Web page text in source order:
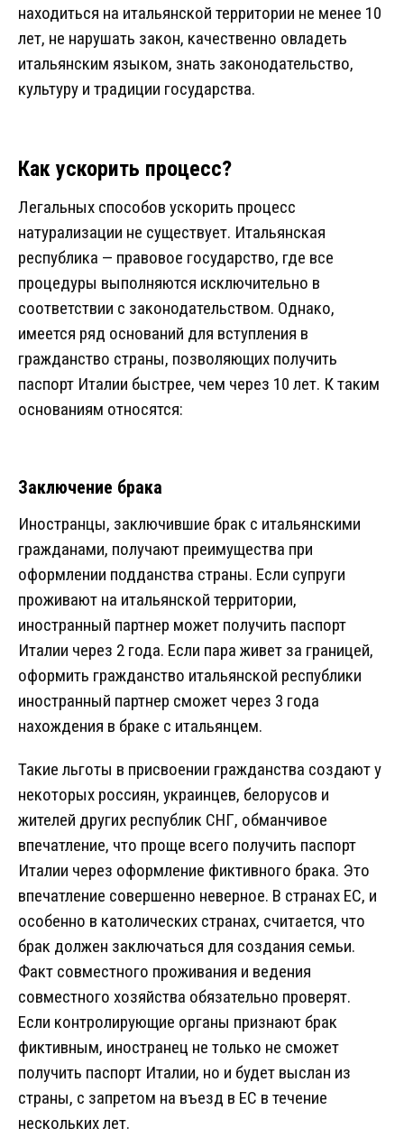
находиться на итальянской территории не менее 10
лет, не нарушать закон, качественно овладеть
итальянским языком, знать законодательство,
культуру и традиции государства.
Как ускорить процесс?
Легальных способов ускорить процесс
натурализации не существует. Итальянская
республика — правовое государство, где все
процедуры выполняются исключительно в
соответствии с законодательством. Однако,
имеется ряд оснований для вступления в
гражданство страны, позволяющих получить
паспорт Италии быстрее, чем через 10 лет. К таким
основаниям относятся:
Заключение брака
Иностранцы, заключившие брак с итальянскими
гражданами, получают преимущества при
оформлении подданства страны. Если супруги
проживают на итальянской территории,
иностранный партнер может получить паспорт
Италии через 2 года. Если пара живет за границей,
оформить гражданство итальянской республики
иностранный партнер сможет через 3 года
нахождения в браке с итальянцем.
Такие льготы в присвоении гражданства создают у
некоторых россиян, украинцев, белорусов и
жителей других республик СНГ, обманчивое
впечатление, что проще всего получить паспорт
Италии через оформление фиктивного брака. Это
впечатление совершенно неверное. В странах ЕС, и
особенно в католических странах, считается, что
брак должен заключаться для создания семьи.
Факт совместного проживания и ведения
совместного хозяйства обязательно проверят.
Если контролирующие органы признают брак
фиктивным, иностранец не только не сможет
получить паспорт Италии, но и будет выслан из
страны, с запретом на въезд в ЕС в течение
нескольких лет.